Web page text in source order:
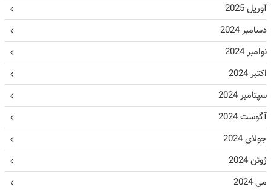
آوریل 2025
دسامبر 2024
نوامبر 2024
اکتبر 2024
سپتامبر 2024
آگوست 2024
جولای 2024
ژوئن 2024
می 2024